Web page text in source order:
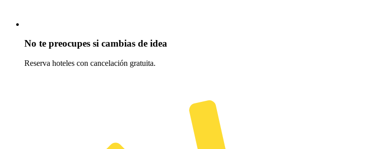
No te preocupes si cambias de idea
Reserva hoteles con cancelación gratuita.